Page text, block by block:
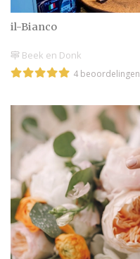
il-Bianco
Beek en Donk
4 beoordelingen